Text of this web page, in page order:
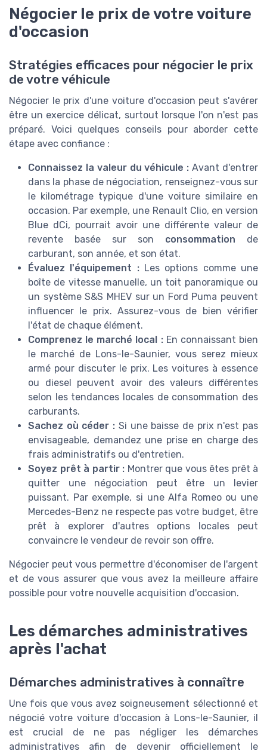
Négocier le prix de votre voiture
d'occasion
Stratégies efficaces pour négocier le prix
de votre véhicule
Négocier le prix d'une voiture d'occasion peut s'avérer
être un exercice délicat, surtout lorsque l'on n'est pas
préparé. Voici quelques conseils pour aborder cette
étape avec confiance :
Connaissez la valeur du véhicule : Avant d'entrer
dans la phase de négociation, renseignez-vous sur
le kilométrage typique d'une voiture similaire en
occasion. Par exemple, une Renault Clio, en version
Blue dCi, pourrait avoir une différente valeur de
revente basée sur son consommation de
carburant, son année, et son état.
Évaluez l'équipement :Les options comme une
boîte de vitesse manuelle, un toit panoramique ou
un système S&S MHEV sur un Ford Puma peuvent
influencer le prix. Assurez-vous de bien vérifier
l'état de chaque élément.
Comprenez le marché local :En connaissant bien
le marché de Lons-le-Saunier, vous serez mieux
armé pour discuter le prix. Les voitures à essence
ou diesel peuvent avoir des valeurs différentes
selon les tendances locales de consommation des
carburants.
Sachez où céder : Si une baisse de prix n'est pas
envisageable, demandez une prise en charge des
frais administratifs ou d'entretien.
Soyez prêt à partir : Montrer que vous êtes prêt à
quitter une négociation peut être un levier
puissant. Par exemple, si une Alfa Romeo ou une
Mercedes-Benz ne respecte pas votre budget, être
prêt à explorer d'autres options locales peut
convaincre le vendeur de revoir son offre.
Négocier peut vous permettre d'économiser de l'argent
et de vous assurer que vous avez la meilleure affaire
possible pour votre nouvelle acquisition d'occasion.
Les démarches administratives
après l'achat
Démarches administratives à connaître
Une fois que vous avez soigneusement sélectionné et
négocié votre voiture d'occasion à Lons-le-Saunier, il
est crucial de ne pas négliger les démarches
administratives afin de devenir officiellement le